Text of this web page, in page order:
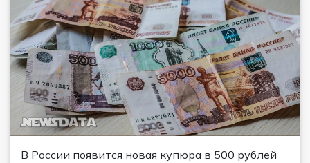
В России появится новая купюра в 500 рублей